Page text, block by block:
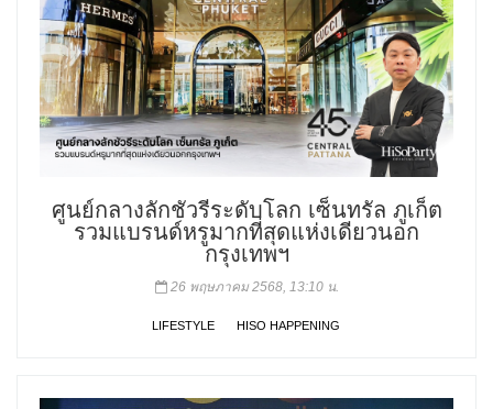
ศูนย์กลางลักชัวรีระดับโลก เซ็นทรัล ภูเก็ต
รวมแบรนด์หรูมากที่สุดแห่งเดียวนอก
กรุงเทพฯ
26 พฤษภาคม 2568, 13:10 น.
LIFESTYLE HISO HAPPENING